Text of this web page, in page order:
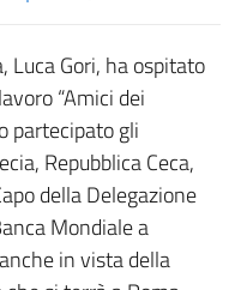
Luca Gori, ha ospitato
“Amici dei
partecipato gli
Repubblica Ceca,
della Delegazione
Mondiale a
in vista della